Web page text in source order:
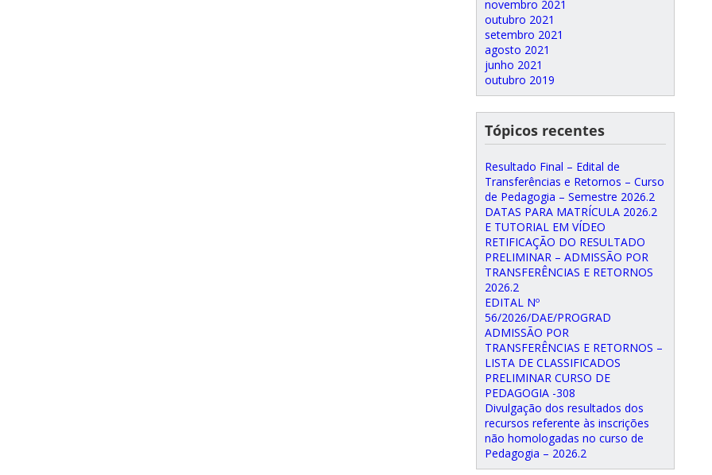
novembro 2021
outubro 2021
setembro 2021
agosto 2021
junho 2021
outubro 2019
Tópicos recentes
Resultado Final – Edital de
Transferências e Retornos – Curso
de Pedagogia – Semestre 2026.2
DATAS PARA MATRÍCULA 2026.2
E TUTORIAL EM VÍDEO
RETIFICAÇÃO DO RESULTADO
PRELIMINAR – ADMISSÃO POR
TRANSFERÊNCIAS E RETORNOS
2026.2
EDITAL Nº
56/2026/DAE/PROGRAD
ADMISSÃO POR
TRANSFERÊNCIAS E RETORNOS –
LISTA DE CLASSIFICADOS
PRELIMINAR CURSO DE
PEDAGOGIA -308
Divulgação dos resultados dos
recursos referente às inscrições
não homologadas no curso de
Pedagogia – 2026.2